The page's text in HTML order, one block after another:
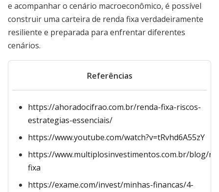
e acompanhar o cenário macroeconômico, é possível
construir uma carteira de renda fixa verdadeiramente
resiliente e preparada para enfrentar diferentes
cenários.
Referências
https://ahoradocifrao.com.br/renda-fixa-riscos-
estrategias-essenciais/
https://www.youtube.com/watch?v=tRvhd6A55zY
https://www.multiplosinvestimentos.com.br/blog/
fixa
https://exame.com/invest/minhas-financas/4-